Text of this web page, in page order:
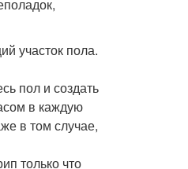
участок пола.
пол и создать
в каждую
в том случае,
только что